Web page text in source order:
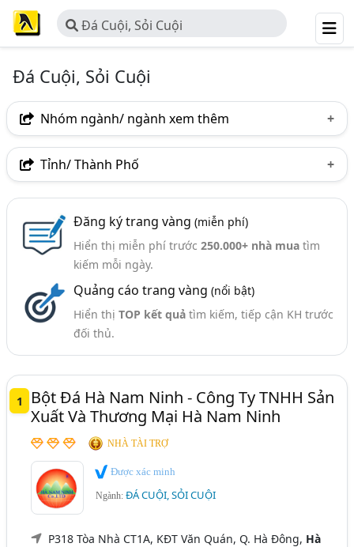
Đá Cuội, Sỏi Cuội
Đá Cuội, Sỏi Cuội
Nhóm ngành/ ngành xem thêm
Ngành nghề
Ngành xem thêm
Đá Trang Trí - Kinh Doanh Và Phân Phối (91)
Tỉnh/ Thành Phố
Bình Dương
Nghệ An
Phú Thọ
Quảng Ninh
Hà Nam
Đăng ký trang vàng (miễn phí)
Hiển thị miễn phí trước 250.000+ nhà muatìm
kiếm mỗi ngày.
Quảng cáo trang vàng (nổi bật)
Hiển thị TOP kết quảtìm kiếm, tiếp cận KH trước
đối thủ.
1
Bột Đá Hà Nam Ninh - Công Ty TNHH Sản
Xuất Và Thương Mại Hà Nam Ninh
NHÀ TÀI TRỢ
Được xác minh
Ngành:ĐÁ CUỘI, SỎI CUỘI
P318 Tòa Nhà CT1A, KĐT Văn Quán, Q. Hà Đông, Hà